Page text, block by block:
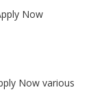
Now
Now various